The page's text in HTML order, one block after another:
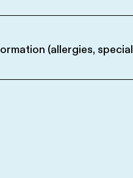
(allergies, special